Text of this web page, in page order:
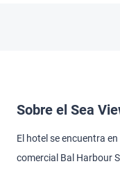
Sobre el Sea
El hotel se encuentra
comercial Bal Harbour